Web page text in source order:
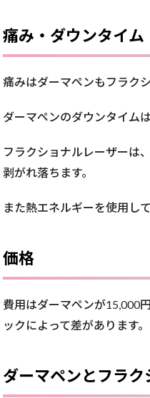
痛み・ダウンタイム
痛みはダーマペンもフラク
ダーマペンのダウンタイム
フラクショナルレーザーは
剥がれ落ちます。
また熱エネルギーを使用し
価格
費用はダーマペンが15,000
ックによって差があります。
ダーマペンとフラ